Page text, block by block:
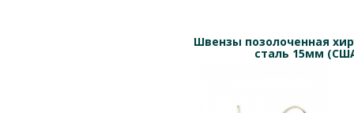
Швензы позолоченная
сталь 15мм